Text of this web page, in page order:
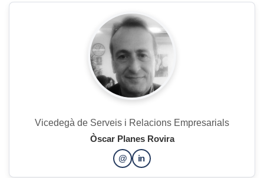
Vicedegà de Serveis i Relacions Empresarials
Òscar Planes Rovira
@
in